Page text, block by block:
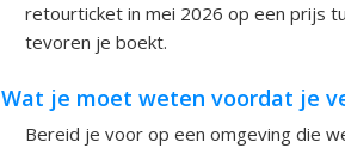
retourticket in mei 2026 op een prijs
tevoren je boekt.
Wat je moet weten voordat je
Bereid je voor op een omgeving die